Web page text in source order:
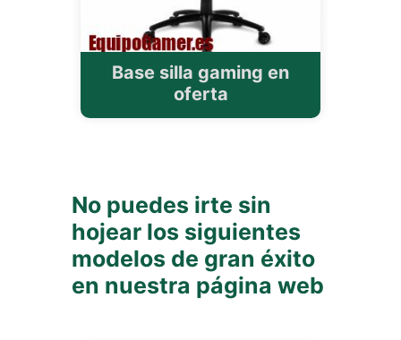
Base silla gaming en
oferta
No puedes irte sin
hojear los siguientes
modelos de gran éxito
en nuestra página web